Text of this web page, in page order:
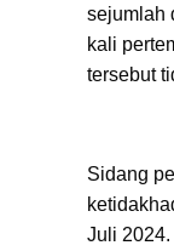
sejumlah
kali
tersebut
Sidang
Juli 2024.